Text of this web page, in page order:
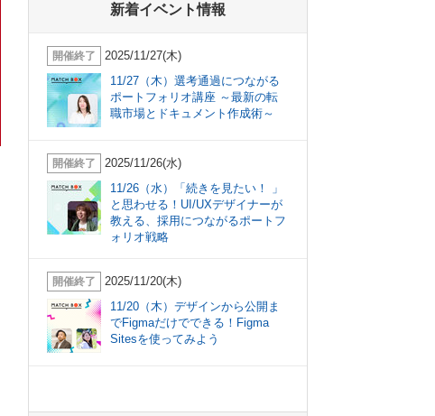
新着イベント情報
開催終了
2025/11/27(木)
11/27（木）選考通過につながる
ポートフォリオ講座 ～最新の転
職市場とドキュメント作成術～
開催終了
2025/11/26(水)
11/26（水）「続きを見たい！ 」
と思わせる！UI/UXデザイナーが
教える、採用につながるポートフ
ォリオ戦略
開催終了
2025/11/20(木)
11/20（木）デザインから公開ま
でFigmaだけでできる！Figma
Sitesを使ってみよう